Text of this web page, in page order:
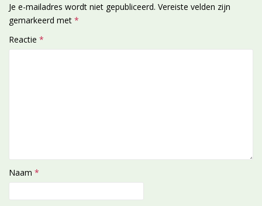
Je e-mailadres wordt niet gepubliceerd. Vereiste velden zijn
gemarkeerd met *
Reactie *
Naam *